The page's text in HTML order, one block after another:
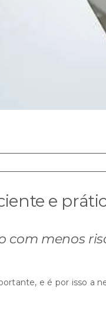
e
menos
e é por isso a